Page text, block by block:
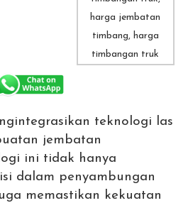
teknologi las
jembatan
ini tidak hanya
dalam penyambungan
memastikan kekuatan